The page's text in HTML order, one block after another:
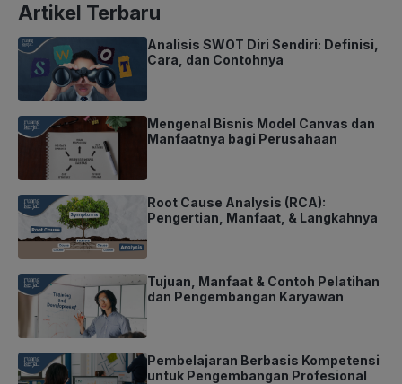
Artikel Terbaru
Analisis SWOT Diri Sendiri: Definisi,
Cara, dan Contohnya
Mengenal Bisnis Model Canvas dan
Manfaatnya bagi Perusahaan
Root Cause Analysis (RCA):
Pengertian, Manfaat, & Langkahnya
Tujuan, Manfaat & Contoh Pelatihan
dan Pengembangan Karyawan
Pembelajaran Berbasis Kompetensi
untuk Pengembangan Profesional